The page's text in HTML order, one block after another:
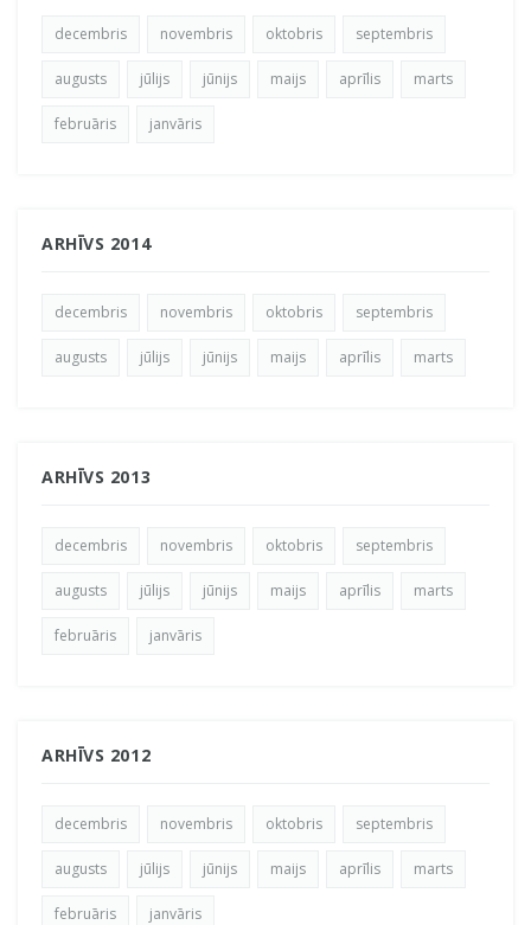
decembris novembris oktobris septembris
augusts jūlijs jūnijs maijs aprīlis marts
februāris janvāris
ARHĪVS 2014
decembris novembris oktobris septembris
augusts jūlijs jūnijs maijs aprīlis marts
ARHĪVS 2013
decembris novembris oktobris septembris
augusts jūlijs jūnijs maijs aprīlis marts
februāris janvāris
ARHĪVS 2012
decembris novembris oktobris septembris
augusts jūlijs jūnijs maijs aprīlis marts
februāris janvāris